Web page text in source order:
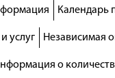
Календарь
услуг Независимая
о